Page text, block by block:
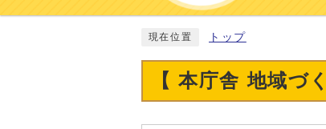
現在位置 トップ
【 本庁舎 地域